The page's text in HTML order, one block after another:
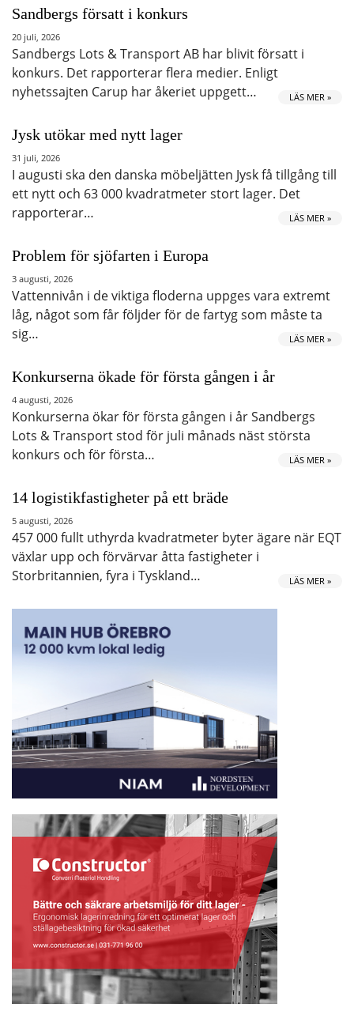
Sandbergs försatt i konkurs
20 juli, 2026
Sandbergs Lots & Transport AB har blivit försatt i
konkurs. Det rapporterar flera medier. Enligt
nyhetssajten Carup har åkeriet uppgett…
LÄS MER »
Jysk utökar med nytt lager
31 juli, 2026
I augusti ska den danska möbeljätten Jysk få tillgång till
ett nytt och 63 000 kvadratmeter stort lager. Det
rapporterar…
LÄS MER »
Problem för sjöfarten i Europa
3 augusti, 2026
Vattennivån i de viktiga floderna uppges vara extremt
låg, något som får följder för de fartyg som måste ta
sig…
LÄS MER »
Konkurserna ökade för första gången i år
4 augusti, 2026
Konkurserna ökar för första gången i år Sandbergs
Lots & Transport stod för juli månads näst största
konkurs och för första…
LÄS MER »
14 logistikfastigheter på ett bräde
5 augusti, 2026
457 000 fullt uthyrda kvadratmeter byter ägare när EQT
växlar upp och förvärvar åtta fastigheter i
Storbritannien, fyra i Tyskland…
LÄS MER »